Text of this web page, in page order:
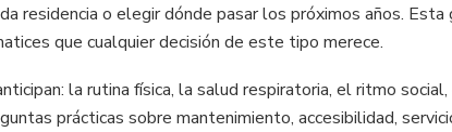
residencia o elegir dónde pasar los próximos años.
que cualquier decisión de este tipo merece.
la rutina física, la salud respiratoria, el ritmo
prácticas sobre mantenimiento, accesibilidad,